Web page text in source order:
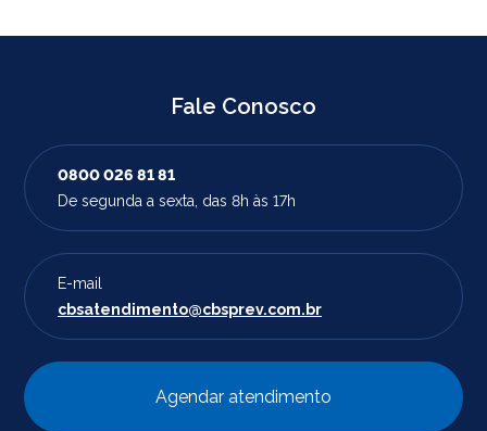
Fale Conosco
0800 026 81 81
De segunda a sexta, das 8h às 17h
E-mail
cbsatendimento@cbsprev.com.br
Agendar atendimento